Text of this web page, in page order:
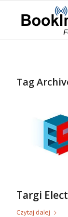
Tag
Targi
Czytaj dalej